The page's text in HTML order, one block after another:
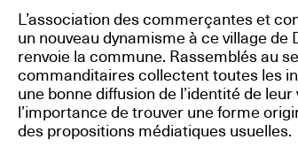
L’association des commerçantes et
un nouveau dynamisme à ce village de
renvoie la commune. Rassemblés au
commanditaires collectent toutes les
une bonne diffusion de l’identité de
l’importance de trouver une forme
des propositions médiatiques usuelles.